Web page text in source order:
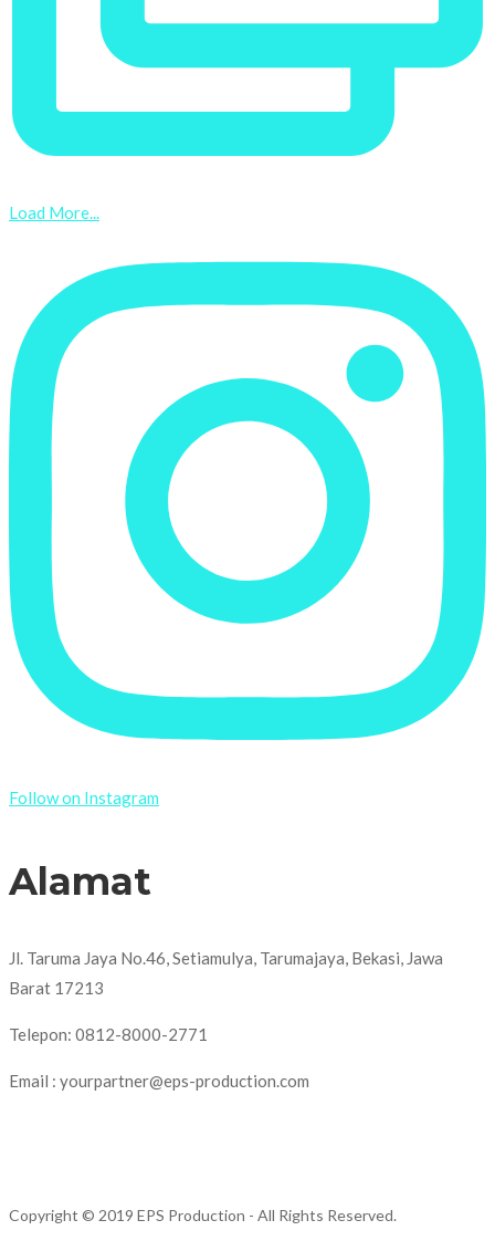
Load More...
Follow on Instagram
Alamat
Jl. Taruma Jaya No.46, Setiamulya, Tarumajaya, Bekasi, Jawa
Barat 17213
Telepon: 0812-8000-2771
Email : yourpartner@eps-production.com
Copyright © 2019 EPS Production - All Rights Reserved.